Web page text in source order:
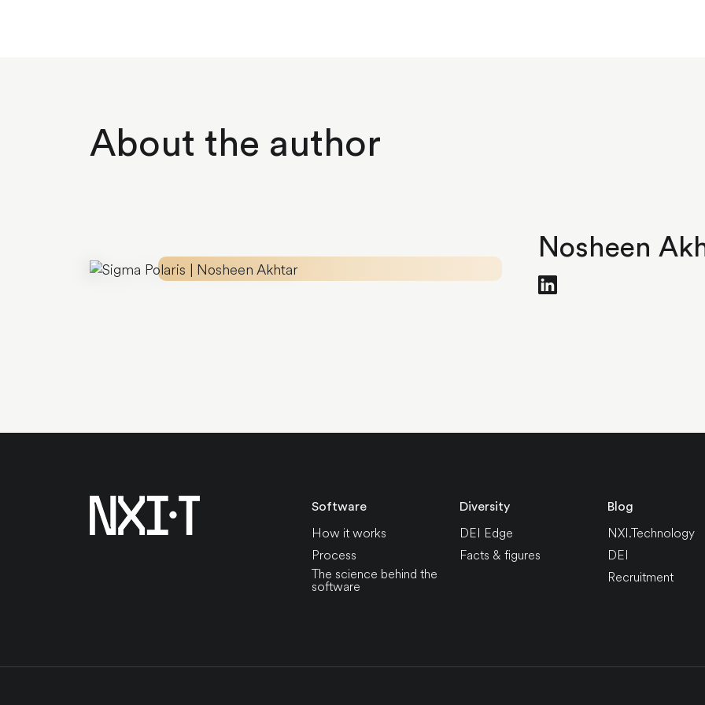
About the author
Nosheen
Software
How it works
Process
The science behind the
software
Diversity
DEI Edge
Facts & figures
Blog
NXI.Technology
DEI
Recruitment